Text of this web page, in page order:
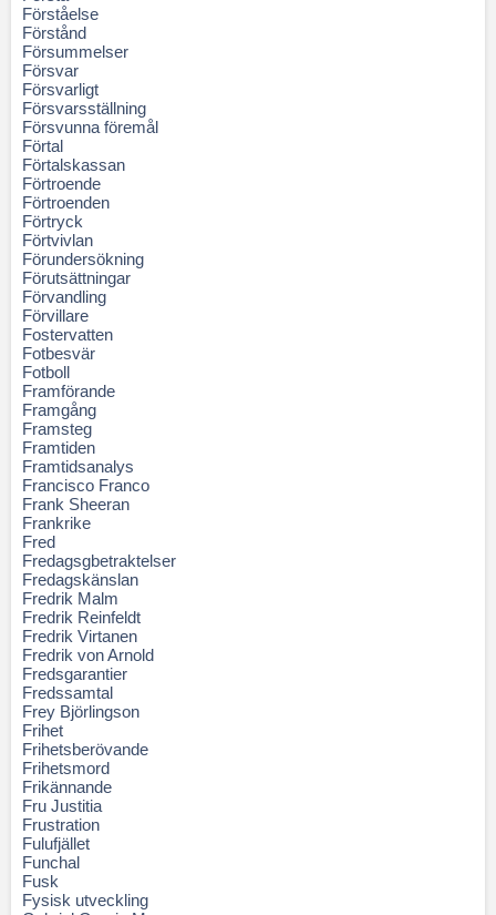
Förståelse
Förstånd
Försummelser
Försvar
Försvarligt
Försvarsställning
Försvunna föremål
Förtal
Förtalskassan
Förtroende
Förtroenden
Förtryck
Förtvivlan
Förundersökning
Förutsättningar
Förvandling
Förvillare
Fostervatten
Fotbesvär
Fotboll
Framförande
Framgång
Framsteg
Framtiden
Framtidsanalys
Francisco Franco
Frank Sheeran
Frankrike
Fred
Fredagsgbetraktelser
Fredagskänslan
Fredrik Malm
Fredrik Reinfeldt
Fredrik Virtanen
Fredrik von Arnold
Fredsgarantier
Fredssamtal
Frey Björlingson
Frihet
Frihetsberövande
Frihetsmord
Frikännande
Fru Justitia
Frustration
Fulufjället
Funchal
Fusk
Fysisk utveckling